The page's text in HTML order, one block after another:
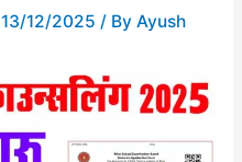
13/12/2025 / By Ayush